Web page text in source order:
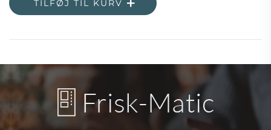
TILFØJ TIL KURV